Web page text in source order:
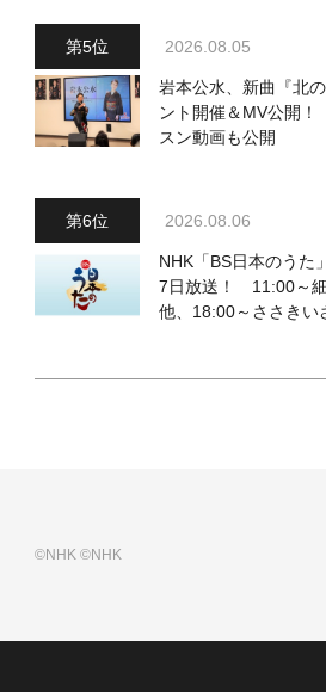
2026.08.05
岩本公水、新曲『北
ント開催＆MV公開
スン動画も公開
2026.08.06
NHK「BS日本のうた
7日放送！ 11:00～
他、18:00～ささきい
©NHK©NHK